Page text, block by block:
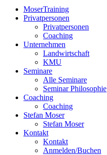
MoserTraining
Privatpersonen
Privatpersonen
Coaching
Unternehmen
Landwirtschaft
KMU
Seminare
Alle Seminare
Seminar Philosophie
Coaching
Coaching
Stefan Moser
Stefan Moser
Kontakt
Kontakt
Anmelden/Buchen